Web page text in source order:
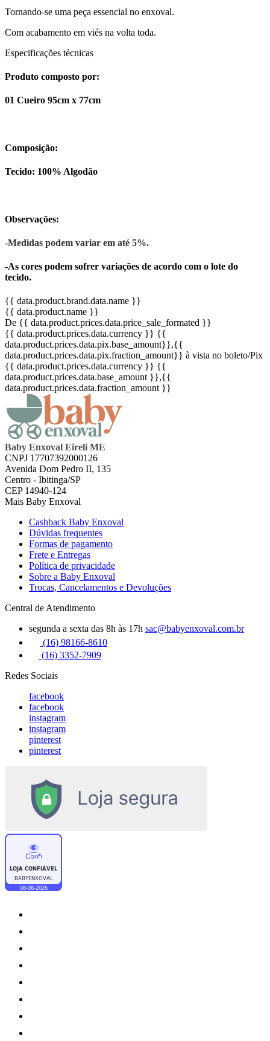
Tornando-se uma peça essencial no enxoval.
Com acabamento em viés na volta toda.
Especificações técnicas
Produto composto por:
01 Cueiro 95cm x 77cm
Composição:
Tecido: 100% Algodão
Observações:
-Medidas podem variar em até 5%.
-As cores podem sofrer variações de acordo com o lote do
tecido.
{{ data.product.brand.data.name }}
{{ data.product.name }}
De {{ data.product.prices.data.price_sale_formated }}
{{ data.product.prices.data.currency }} {{
data.product.prices.data.pix.base_amount}},{{
data.product.prices.data.pix.fraction_amount}} à vista no boleto/Pix
{{ data.product.prices.data.currency }} {{
data.product.prices.data.base_amount }},{{
data.product.prices.data.fraction_amount }}
Baby Enxoval Eireli ME
CNPJ 17707392000126
Avenida Dom Pedro II, 135
Centro - Ibitinga/SP
CEP 14940-124
Mais Baby Enxoval
Cashback Baby Enxoval
Dúvidas frequentes
Formas de pagamento
Frete e Entregas
Política de privacidade
Sobre a Baby Enxoval
Trocas, Cancelamentos e Devoluções
Central de Atendimento
segunda a sexta das 8h às 17h sac@babyenxoval.com.br
(16) 98166-8610
(16) 3352-7909
Redes Sociais
facebook
facebook
instagram
instagram
pinterest
pinterest